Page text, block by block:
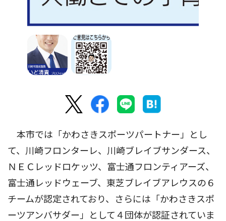
本市では「かわさきスポーツパートナー」とし
て、川崎フロンターレ、川崎ブレイブサンダース、
ＮＥＣレッドロケッツ、富士通フロンティアーズ、
富士通レッドウェーブ、東芝ブレイブアレウスの６
チームが認定されており、さらには「かわさきスポ
ーツアンバサダー」として４団体が認証されていま